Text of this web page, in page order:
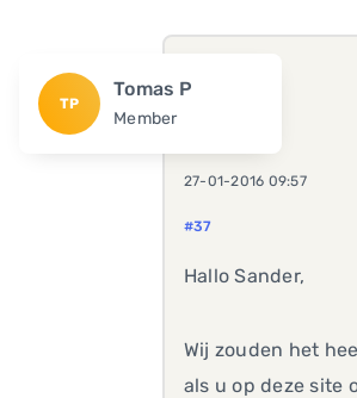
TP
Tomas P
Member
27-01-2016 09:57
#37
Hallo Sander,
Wij zouden het
als u op deze site